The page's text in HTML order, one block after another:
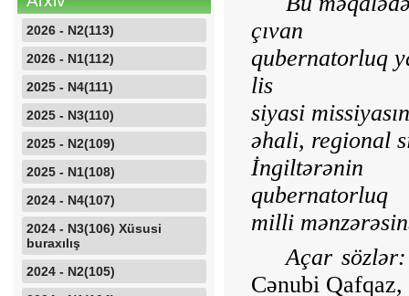
2026 - N2(113)
2026 - N1(112)
2025 - N4(111)
2025 - N3(110)
2025 - N2(109)
2025 - N1(108)
2024 - N4(107)
2024 - N3(106) Xüsusi
buraxılış
2024 - N2(105)
çıvan
qubernatorluq
lis
siyasi missiyasın
əhali, regional
İngiltərənin
qubernatorluq
milli mənzərəsin
Açar sözlər:
Cənubi